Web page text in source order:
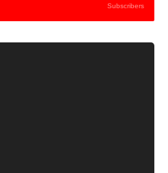
Subscribers